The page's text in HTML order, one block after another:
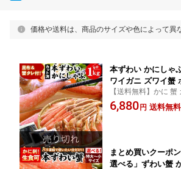
価格や送料は、商品のサイズや色によって異
本ずわい かにしゃ
ワイガニ ズワイ蟹
ニ かに ポーショ
暮 ズワイ カニしゃ
【送料無料】かに 蟹
ニタレ付きで簡単か
無いかにしゃぶ♪
6,880円 送料無料
まとめ買いクーポ
選べる」ずわい蟹